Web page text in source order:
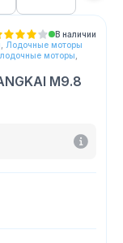
В наличии
Лодочные моторы
моторы
M9.8